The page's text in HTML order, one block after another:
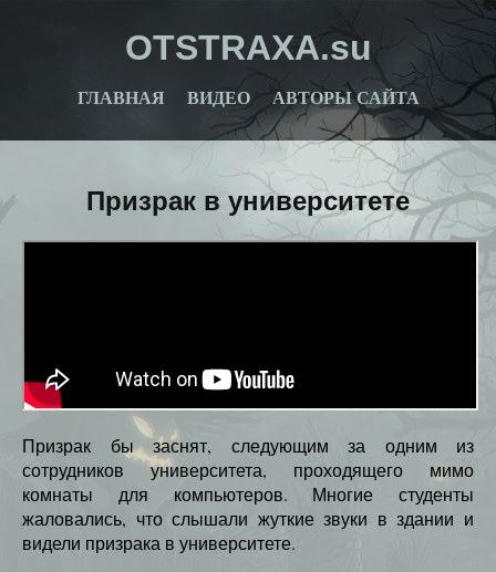
OTSTRAXA.su
ГЛАВНАЯ ВИДЕО АВТОРЫ САЙТА
Призрак в университете
Призрак бы заснят, следующим за одним из
сотрудников университета, проходящего мимо
комнаты для компьютеров. Многие студенты
жаловались, что слышали жуткие звуки в здании и
видели призрака в университете.